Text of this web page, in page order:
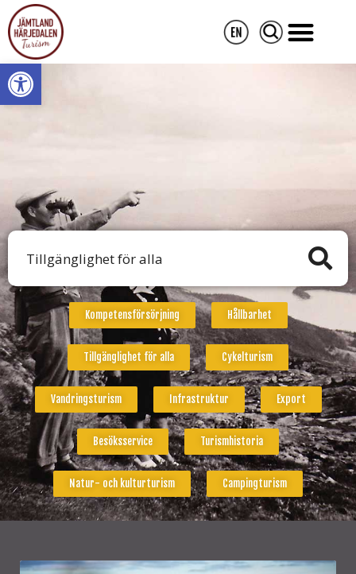
Open toolbar
Kompetensförsörjning Hållbarhet
Tillgänglighet för alla Cykelturism
Vandringsturism Infrastruktur Export
Besöksservice Turismhistoria
Natur- och kulturturism Campingturism